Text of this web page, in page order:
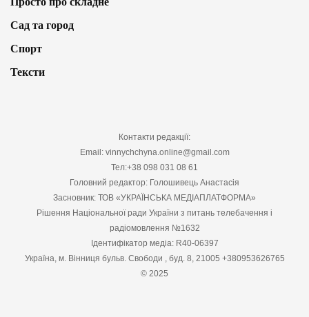
Сад та город
Спорт
Тексти
Контакти редакції:
Email: vinnychchyna.online@gmail.com
Тел:+38 098 031 08 61
Головний редактор: Голошивець Анастасія
Засновник: ТОВ «УКРАЇНСЬКА МЕДІАПЛАТФОРМА»
Рішення Національної ради України з питань телебачення і
радіомовлення №1632
Ідентифікатор медіа: R40-06397
Україна, м. Вінниця бульв. Свободи , буд. 8, 21005 +380953626765
© 2025